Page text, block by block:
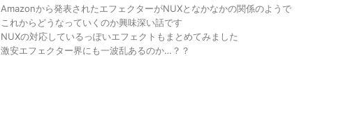
Amazonから発表されたエフェクターがNUXとなかなかの関係のようで
これからどうなっていくのか興味深い話です
NUXの対応しているっぽいエフェクトもまとめてみました
激安エフェクター界にも一波乱あるのか…？？